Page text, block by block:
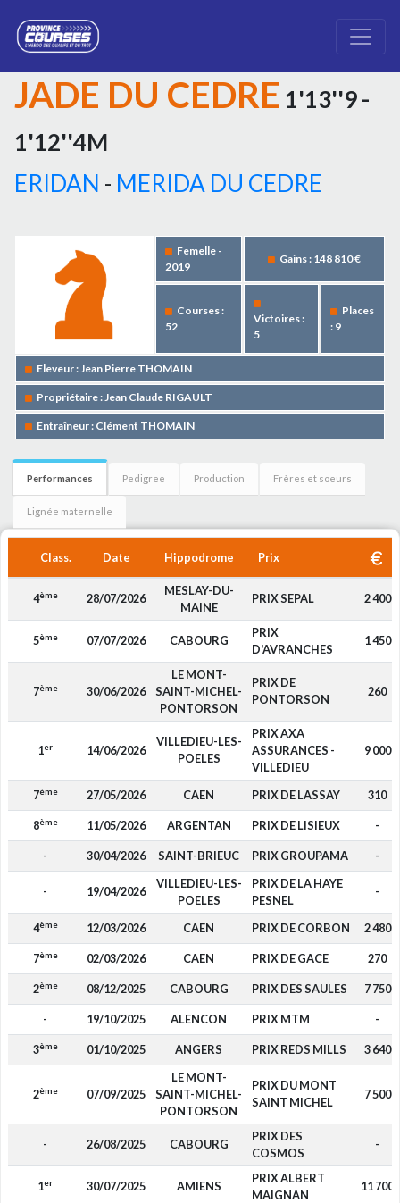
JADE DU CEDRE 1'13''9 -
1'12''4M
ERIDAN - MERIDA DU CEDRE
Femelle -
2019
Gains : 148 810 €
Courses :
52
Victoires :
5
Places
: 9
Eleveur : Jean Pierre THOMAIN
Propriétaire : Jean Claude RIGAULT
Entraîneur : Clément THOMAIN
Performances Pedigree Production Frères et soeurs
Lignée maternelle
Class. Date Hippodrome Prix
4ème 28/07/2026
MESLAY-DU-
MAINE
PRIX SEPAL 2 400
5ème 07/07/2026 CABOURG
PRIX
D'AVRANCHES
1 450
7ème 30/06/2026
LE MONT-
SAINT-MICHEL-
PONTORSON
PRIX DE
PONTORSON
260
1er 14/06/2026
VILLEDIEU-LES-
POELES
PRIX AXA
ASSURANCES -
VILLEDIEU
9 000
7ème 27/05/2026 CAEN PRIX DE LASSAY 310
8ème 11/05/2026 ARGENTAN PRIX DE LISIEUX -
- 30/04/2026 SAINT-BRIEUC PRIX GROUPAMA -
- 19/04/2026
VILLEDIEU-LES-
POELES
PRIX DE LA HAYE
PESNEL
-
4ème 12/03/2026 CAEN PRIX DE CORBON 2 480
7ème 02/03/2026 CAEN PRIX DE GACE 270
2ème 08/12/2025 CABOURG PRIX DES SAULES 7 750
- 19/10/2025 ALENCON PRIX MTM -
3ème 01/10/2025 ANGERS PRIX REDS MILLS 3 640
2ème 07/09/2025
LE MONT-
SAINT-MICHEL-
PONTORSON
PRIX DU MONT
SAINT MICHEL
7 500
- 26/08/2025 CABOURG
PRIX DES
COSMOS
-
1er 30/07/2025 AMIENS
PRIX ALBERT
MAIGNAN
11 700